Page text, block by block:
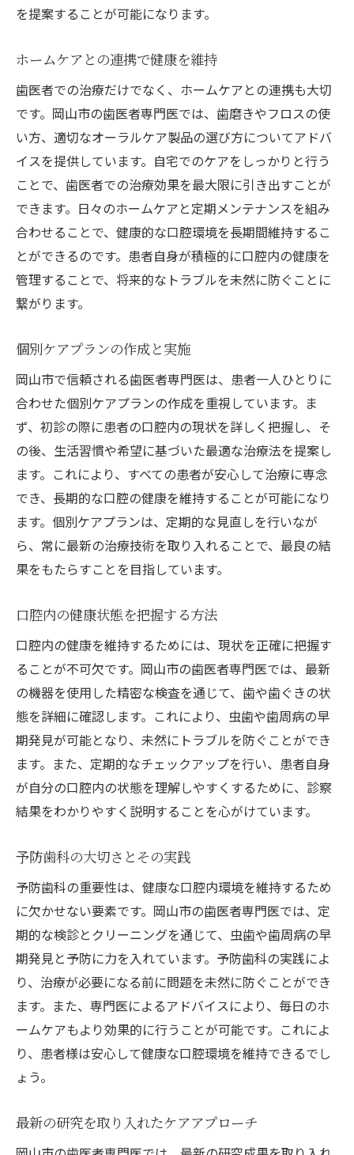
を提案することが可能になります。
ホームケアとの連携で健康を維持
歯医者での治療だけでなく、ホームケアとの連携も大切
です。岡山市の歯医者専門医では、歯磨きやフロスの使
い方、適切なオーラルケア製品の選び方についてアドバ
イスを提供しています。自宅でのケアをしっかりと行う
ことで、歯医者での治療効果を最大限に引き出すことが
できます。日々のホームケアと定期メンテナンスを組み
合わせることで、健康的な口腔環境を長期間維持するこ
とができるのです。患者自身が積極的に口腔内の健康を
管理することで、将来的なトラブルを未然に防ぐことに
繋がります。
個別ケアプランの作成と実施
岡山市で信頼される歯医者専門医は、患者一人ひとりに
合わせた個別ケアプランの作成を重視しています。ま
ず、初診の際に患者の口腔内の現状を詳しく把握し、そ
の後、生活習慣や希望に基づいた最適な治療法を提案し
ます。これにより、すべての患者が安心して治療に専念
でき、長期的な口腔の健康を維持することが可能になり
ます。個別ケアプランは、定期的な見直しを行いなが
ら、常に最新の治療技術を取り入れることで、最良の結
果をもたらすことを目指しています。
口腔内の健康状態を把握する方法
口腔内の健康を維持するためには、現状を正確に把握す
ることが不可欠です。岡山市の歯医者専門医では、最新
の機器を使用した精密な検査を通じて、歯や歯ぐきの状
態を詳細に確認します。これにより、虫歯や歯周病の早
期発見が可能となり、未然にトラブルを防ぐことができ
ます。また、定期的なチェックアップを行い、患者自身
が自分の口腔内の状態を理解しやすくするために、診察
結果をわかりやすく説明することを心がけています。
予防歯科の大切さとその実践
予防歯科の重要性は、健康な口腔内環境を維持するため
に欠かせない要素です。岡山市の歯医者専門医では、定
期的な検診とクリーニングを通じて、虫歯や歯周病の早
期発見と予防に力を入れています。予防歯科の実践によ
り、治療が必要になる前に問題を未然に防ぐことができ
ます。また、専門医によるアドバイスにより、毎日のホ
ームケアもより効果的に行うことが可能です。これによ
り、患者様は安心して健康な口腔環境を維持できるでし
ょう。
最新の研究を取り入れたケアアプローチ